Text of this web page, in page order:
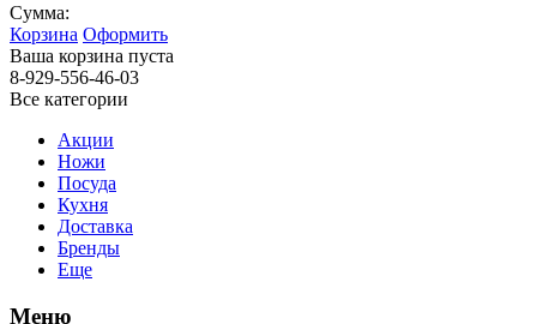
Сумма:
Корзина Оформить
Ваша корзина пуста
8-929-556-46-03
Все категории
Акции
Ножи
Посуда
Кухня
Доставка
Бренды
Еще
Меню